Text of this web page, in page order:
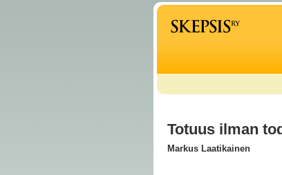
Totuus ilman
Markus Laatikainen